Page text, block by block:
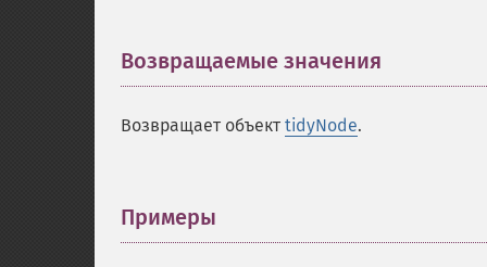
Возвращаемые значения
Возвращает объект tidyNode.
Примеры